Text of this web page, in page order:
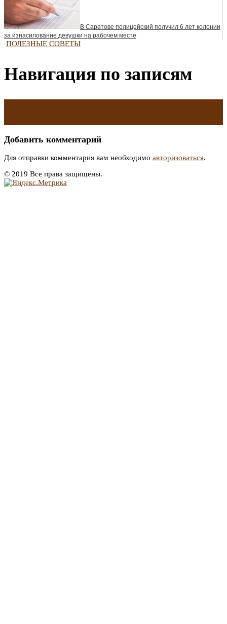
В Саратове полицейский получил 6 лет колонии
за изнасилование девушки на рабочем месте
ПОЛЕЗНЫЕ СОВЕТЫ
Навигация по записям
Добавить комментарий
Для отправки комментария вам необходимо авторизоваться.
© 2019 Все права защищены.